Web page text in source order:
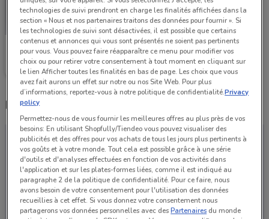
Lancôme
Magasins Lancôme dans les environs
technologies de suivi prendront en charge les finalités affichées dans la
section « Nous et nos partenaires traitons des données pour fournir ». Si
les technologies de suivi sont désactivées, il est possible que certains
contenus et annonces qui vous sont présentés ne soient pas pertinents
pour vous. Vous pouvez faire réapparaître ce menu pour modifier vos
choix ou pour retirer votre consentement à tout moment en cliquant sur
le lien Afficher toutes les finalités en bas de page. Les choix que vous
avez fait aurons un effet sur notre ou nos Site Web. Pour plus
d’informations, reportez-vous à notre politique de confidentialité.Privacy
policy
Permettez-nous de vous fournir les meilleures offres au plus près de vos
besoins: En utilisant Shopfully/Tiendeo vous pouvez visualiser des
publicités et des offres pour vos achats de tous les jours plus pertinents à
vos goûts et à votre monde. Tout cela est possible grâce à une série
d'outils et d'analyses effectuées en fonction de vos activités dans
l'application et sur les plates-formes liées, comme il est indiqué au
paragraphe 2 de la politique de confidentialité. Pour ce faire, nous
avons besoin de votre consentement pour l'utilisation des données
recueillies à cet effet. Si vous donnez votre consentement nous
partagerons vos données personnelles avec desPartenaires du monde